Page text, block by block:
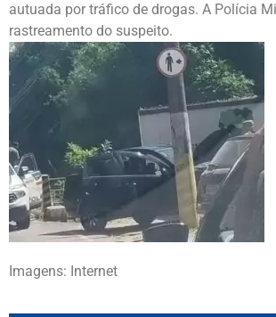
autuada por tráfico de drogas. A Polícia
rastreamento do suspeito.
Imagens: Internet